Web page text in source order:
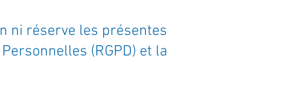
ni réserve les présentes
(RGPD) et la